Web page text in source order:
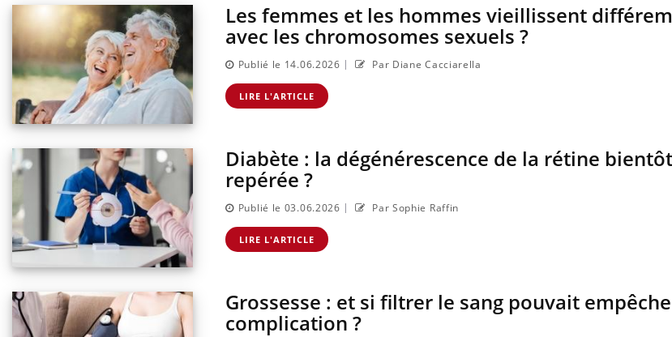
Les femmes et les hommes vieillissent
avec les chromosomes sexuels ?
Publié le 14.06.2026 | Par Diane Cacciarella
LIRE L'ARTICLE
Diabète : la dégénérescence de la rétine
repérée ?
Publié le 03.06.2026 | Par Sophie Raffin
LIRE L'ARTICLE
Grossesse : et si filtrer le sang pouvait
complication ?
GLP-1
les os ?
: ce qui
prise en
t-elle de
?
VIH : la fin du comprimé
tous les jours se profile-t-
elle enfin ?
Pourquoi votre ventre
gâche-t-il les premiers
jours de vos vacances ?
Fortes chaleurs : pourquoi
le risque de noyade
grimpe-t-il ?
Pourquoi manger moins de
protéines pourrait